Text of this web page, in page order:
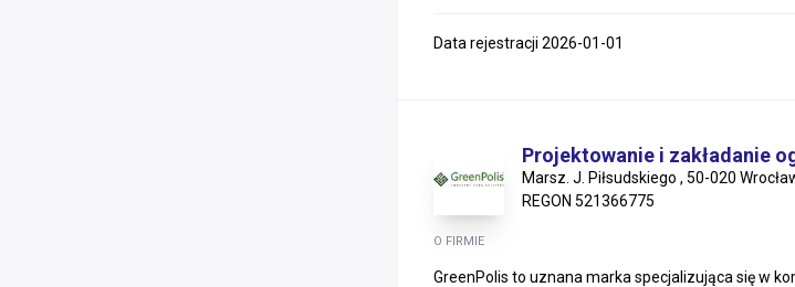
Data rejestracji 2026-01-01
Projektowanie i zakładanie
Marsz. J. Piłsudskiego , 50-020
REGON 521366775
O FIRMIE
GreenPolis to uznana marka specjalizująca się w